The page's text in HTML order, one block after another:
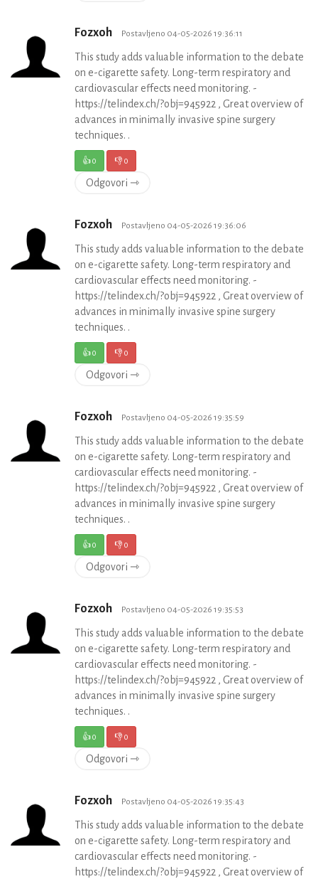
Fozxoh Postavljeno 04-05-2026 19:36:11
This study adds valuable information to the debate
on e-cigarette safety. Long-term respiratory and
cardiovascular effects need monitoring. -
https://telindex.ch/?obj=945922 , Great overview of
advances in minimally invasive spine surgery
techniques. .
👍0 👎0
Odgovori ⇾
Fozxoh Postavljeno 04-05-2026 19:36:06
This study adds valuable information to the debate
on e-cigarette safety. Long-term respiratory and
cardiovascular effects need monitoring. -
https://telindex.ch/?obj=945922 , Great overview of
advances in minimally invasive spine surgery
techniques. .
👍0 👎0
Odgovori ⇾
Fozxoh Postavljeno 04-05-2026 19:35:59
This study adds valuable information to the debate
on e-cigarette safety. Long-term respiratory and
cardiovascular effects need monitoring. -
https://telindex.ch/?obj=945922 , Great overview of
advances in minimally invasive spine surgery
techniques. .
👍0 👎0
Odgovori ⇾
Fozxoh Postavljeno 04-05-2026 19:35:53
This study adds valuable information to the debate
on e-cigarette safety. Long-term respiratory and
cardiovascular effects need monitoring. -
https://telindex.ch/?obj=945922 , Great overview of
advances in minimally invasive spine surgery
techniques. .
👍0 👎0
Odgovori ⇾
Fozxoh Postavljeno 04-05-2026 19:35:43
This study adds valuable information to the debate
on e-cigarette safety. Long-term respiratory and
cardiovascular effects need monitoring. -
https://telindex.ch/?obj=945922 , Great overview of